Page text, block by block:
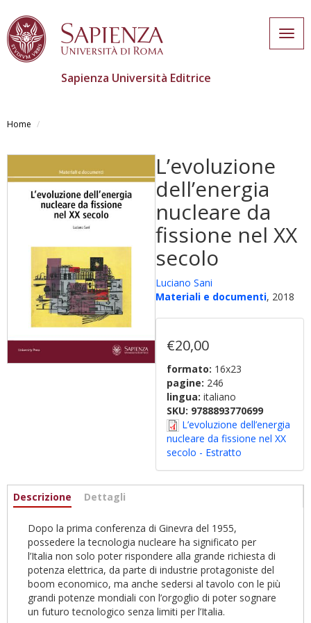
main
Sapienza Università Editrice
Home
L’evoluzione
dell’energia
nucleare da
fissione nel XX
secolo
Luciano Sani
Materiali e documenti, 2018
€20,00
formato: 16x23
pagine: 246
lingua: italiano
SKU: 9788893770699
L’evoluzione dell’energia
nucleare da fissione nel XX
secolo - Estratto
Informazioni
Descrizione (active
Dettagli
Dopo la prima conferenza di Ginevra del 1955,
possedere la tecnologia nucleare ha significato per
l’Italia non solo poter rispondere alla grande richiesta di
potenza elettrica, da parte di industrie protagoniste del
boom economico, ma anche sedersi al tavolo con le più
grandi potenze mondiali con l’orgoglio di poter sognare
un futuro tecnologico senza limiti per l’Italia.